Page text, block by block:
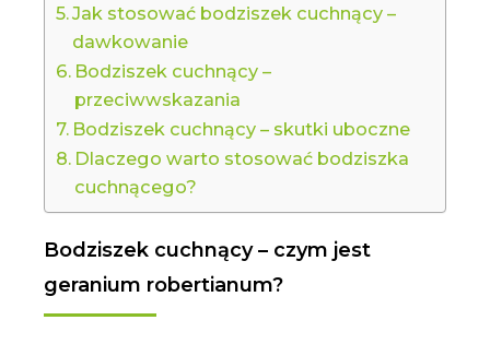
Jak stosować bodziszek cuchnący –
dawkowanie
Bodziszek cuchnący –
przeciwwskazania
Bodziszek cuchnący – skutki uboczne
Dlaczego warto stosować bodziszka
cuchnącego?
Bodziszek cuchnący – czym jest
geranium robertianum?